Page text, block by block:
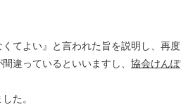
てよい』と言われた旨を説明し、再度
間違っているといいますし、 協会けんぽ
た。
次へ